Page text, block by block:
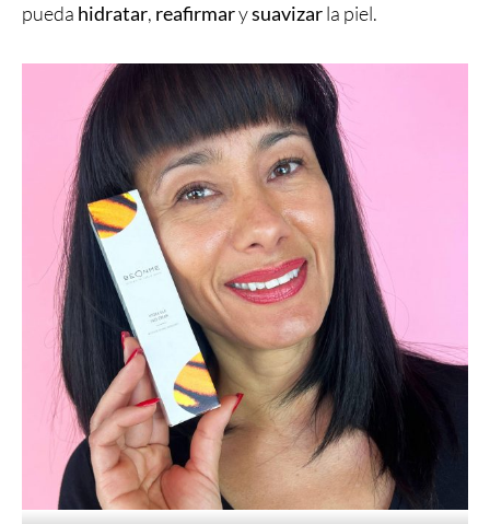
pueda hidratar, reafirmarysuavizarla piel.